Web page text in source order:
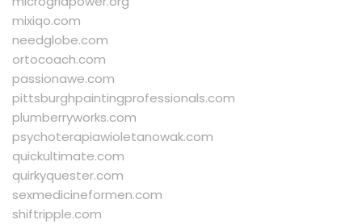
mixiqo.com
needglobe.com
ortocoach.com
passionawe.com
pittsburghpaintingprofessionals.com
plumberryworks.com
psychoterapiawioletanowak.com
quickultimate.com
quirkyquester.com
sexmedicineformen.com
shiftripple.com